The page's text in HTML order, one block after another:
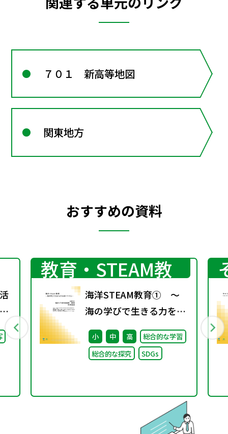
７０１ 新高等地図
関東地方
おすすめの資料
教育・STEAM教
育
海洋STEAM教育① ～
海の学びで生きる力を身
につける～
小 中 高
総合的な学習
総合的な探究
SDGs